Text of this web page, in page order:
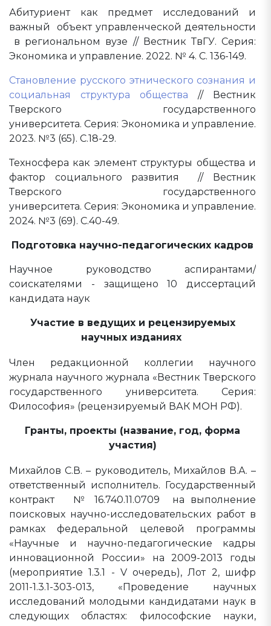
Абитуриент как предмет исследований и
важный объект управленческой деятельности
в региональном вузе // Вестник ТвГУ. Серия:
Экономика и управление. 2022. № 4. С. 136-149.
Становление русского этнического сознания и
социальная структура общества // Вестник
Тверского государственного
университета. Серия: Экономика и управление.
2023. №3 (65). С.18-29.
Техносфера как элемент структуры общества и
фактор социального развития // Вестник
Тверского государственного
университета. Серия: Экономика и управление.
2024. №3 (69). С.40-49.
Подготовка научно-педагогических кадров
Научное руководство аспирантами/
соискателями - защищено 10 диссертаций
кандидата наук
Участие в ведущих и рецензируемых
научных изданиях
Член редакционной коллегии научного
журнала научного журнала «Вестник Тверского
государственного университета. Серия:
Философия» (рецензируемый ВАК МОН РФ).
Гранты, проекты (название, год, форма
участия)
Михайлов С.В. – руководитель, Михайлов В.А. –
ответственный исполнитель. Государственный
контракт № 16.740.11.0709 на выполнение
поисковых научно-исследовательских работ в
рамках федеральной целевой программы
«Научные и научно-педагогические кадры
инновационной России» на 2009-2013 годы
(мероприятие 1.3.1 - V очередь), Лот 2, шифр
2011-1.3.1-303-013, «Проведение научных
исследований молодыми кандидатами наук в
следующих областях: философские науки,